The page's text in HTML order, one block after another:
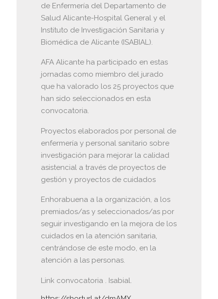
de Enfermería del Departamento de
Salud Alicante-Hospital General y el
Instituto de Investigación Sanitaria y
Biomédica de Alicante (ISABIAL).
AFA Alicante ha participado en estas
jornadas como miembro del jurado
que ha valorado los 25 proyectos que
han sido seleccionados en esta
convocatoria.
Proyectos elaborados por personal de
enfermería y personal sanitario sobre
investigación para mejorar la calidad
asistencial a través de proyectos de
gestión y proyectos de cuidados
Enhorabuena a la organización, a los
premiados/as y seleccionados/as por
seguir investigando en la mejora de los
cuidados en la atención sanitaria,
centrándose de este modo, en la
atención a las personas.
Link convocatoria . Isabial.